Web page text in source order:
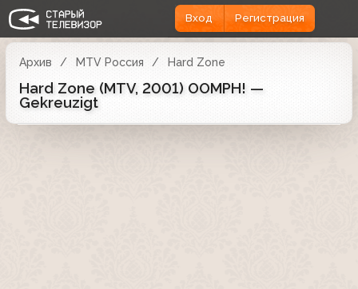
Вход Регистрация
Архив MTV Россия Hard Zone
Hard Zone (MTV, 2001) OOMPH! —
Gekreuzigt